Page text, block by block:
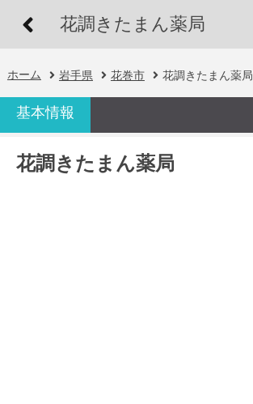
花調きたまん薬局
ホーム 岩手県 花巻市 花調きたまん薬局
基本情報
花調きたまん薬局